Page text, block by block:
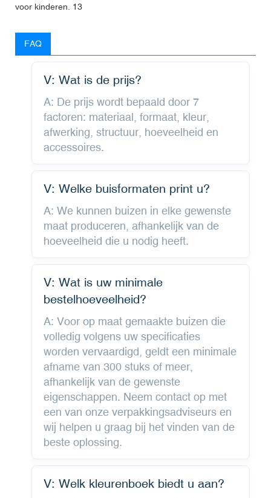
FAQ
V: Wat is de prijs?
A: De prijs wordt bepaald door 7
factoren: materiaal, formaat, kleur,
afwerking, structuur, hoeveelheid en
accessoires.
V: Welke buisformaten print u?
A: We kunnen buizen in elke gewenste
maat produceren, afhankelijk van de
hoeveelheid die u nodig heeft.
V: Wat is uw minimale
bestelhoeveelheid?
A: Voor op maat gemaakte buizen die
volledig volgens uw specificaties
worden vervaardigd, geldt een minimale
afname van 300 stuks of meer,
afhankelijk van de gewenste
eigenschappen. Neem contact op met
een van onze verpakkingsadviseurs en
wij helpen u graag bij het vinden van de
beste oplossing.
V: Welk kleurenboek biedt u aan?